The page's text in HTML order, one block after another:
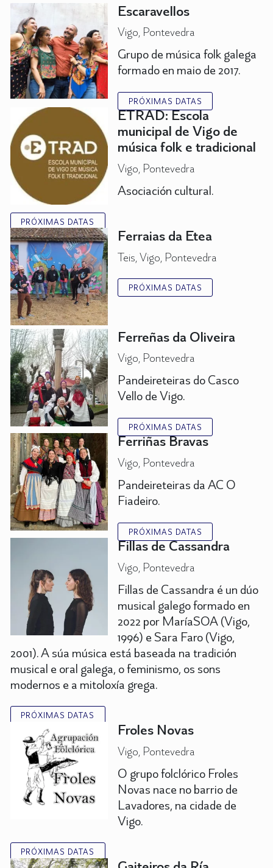
Escaravellos
Vigo, Pontevedra
Grupo de música folk galega
formado en maio de 2017.
PRÓXIMAS DATAS
ETRAD: Escola
municipal de Vigo de
música folk e tradicional
Vigo, Pontevedra
Asociación cultural.
PRÓXIMAS DATAS
Ferraias da Etea
Teis, Vigo, Pontevedra
PRÓXIMAS DATAS
Ferreñas da Oliveira
Vigo, Pontevedra
Pandeireteiras do Casco
Vello de Vigo.
PRÓXIMAS DATAS
Ferriñas Bravas
Vigo, Pontevedra
Pandeireteiras da AC O
Fiadeiro.
PRÓXIMAS DATAS
Fillas de Cassandra
Vigo, Pontevedra
Fillas de Cassandra é un dúo
musical galego formado en
2022 por MaríaSOA (Vigo,
1996) e Sara Faro (Vigo,
2001). A súa música está baseada na tradición
musical e oral galega, o feminismo, os sons
modernos e a mitoloxía grega.
PRÓXIMAS DATAS
Froles Novas
Vigo, Pontevedra
O grupo folclórico Froles
Novas nace no barrio de
Lavadores, na cidade de
Vigo.
PRÓXIMAS DATAS